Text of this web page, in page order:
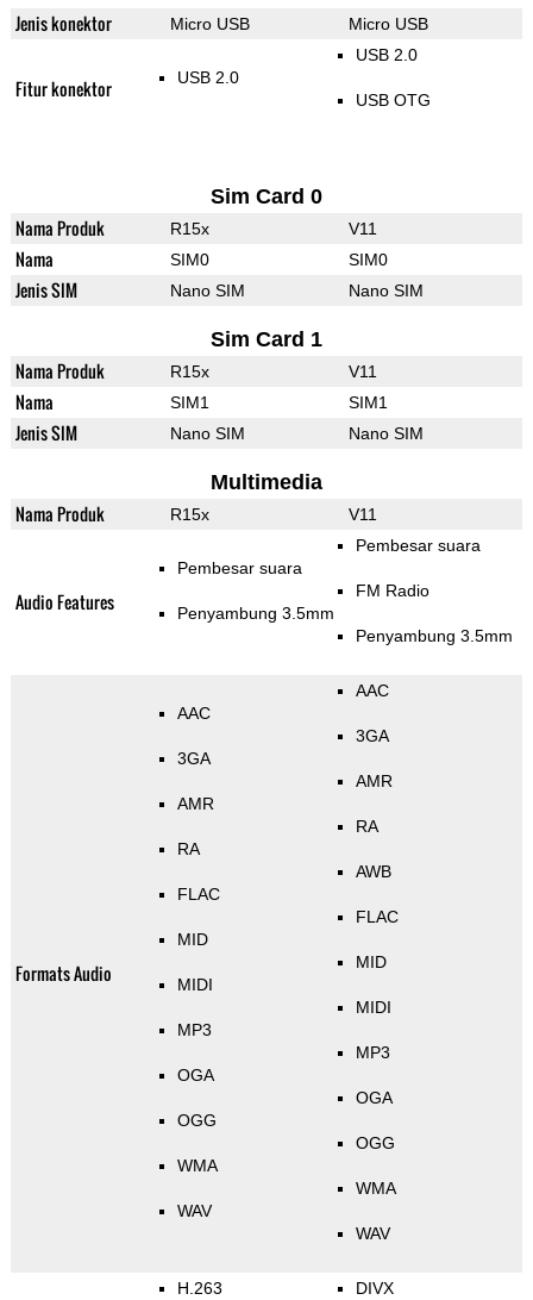
Jenis konektor Micro USB Micro USB
Fitur konektor USB 2.0
USB 2.0
USB OTG
Sim Card 0
Nama Produk R15x V11
Nama SIM0 SIM0
Jenis SIM Nano SIM Nano SIM
Sim Card 1
Nama Produk R15x V11
Nama SIM1 SIM1
Jenis SIM Nano SIM Nano SIM
Multimedia
Nama Produk R15x V11
Audio Features
Pembesar suara
Penyambung 3.5mm
Pembesar suara
FM Radio
Penyambung 3.5mm
Formats Audio
AAC
3GA
AMR
RA
FLAC
MID
MIDI
MP3
OGA
OGG
WMA
WAV
AAC
3GA
AMR
RA
AWB
FLAC
MID
MIDI
MP3
OGA
OGG
WMA
WAV
H.263 DIVX